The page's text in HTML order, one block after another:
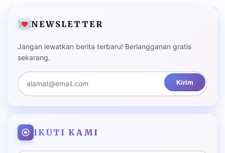
NEWSLETTER
Jangan lewatkan berita terbaru! Berlangganan gratis
sekarang.
Kirim
IKUTI KAMI